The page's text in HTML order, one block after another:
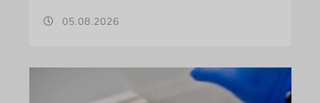
05.08.2026